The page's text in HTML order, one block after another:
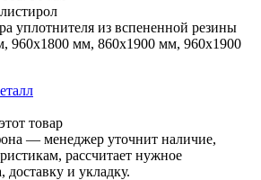
уплотнителя из вспененной резины
960х1800 мм, 860х1900 мм, 960х1900
товар
— менеджер уточнит наличие,
рассчитает нужное
доставку и укладку.